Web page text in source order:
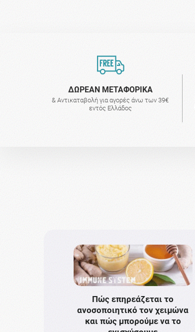
ΔΩΡΕΑΝ ΜΕΤΑΦΟΡΙΚΑ
& Αντικαταβολή για αγορές άνω των 39€
εντός Ελλάδος
Πώς επηρεάζεται το
ανοσοποιητικό τον χειμώνα
και πώς μπορούμε να το